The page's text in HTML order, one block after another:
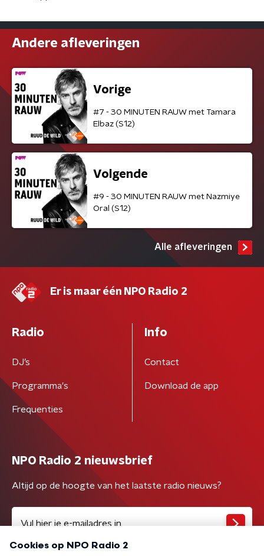
Andere afleveringen
Vorige
#7 - 30 MINUTEN RAUW met Tamara
Elbaz (S12)
Volgende
#9 - 30 MINUTEN RAUW met Nazmiye
Oral (S12)
Alle afleveringen
Er is maar één NPO Radio 2
Radio
DJ’s
Programma's
Frequenties
Info
Contact
Download de app
NPO Radio 2 nieuwsbrief
Altijd op de hoogte van het laatste radio nieuws?